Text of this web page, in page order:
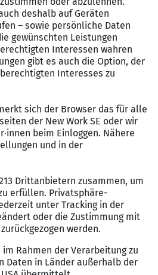
von Vorteil
Weihnachtsgeld
und gemeinsame
ohne
im Herzen von
und bezuschusste Versorgung im